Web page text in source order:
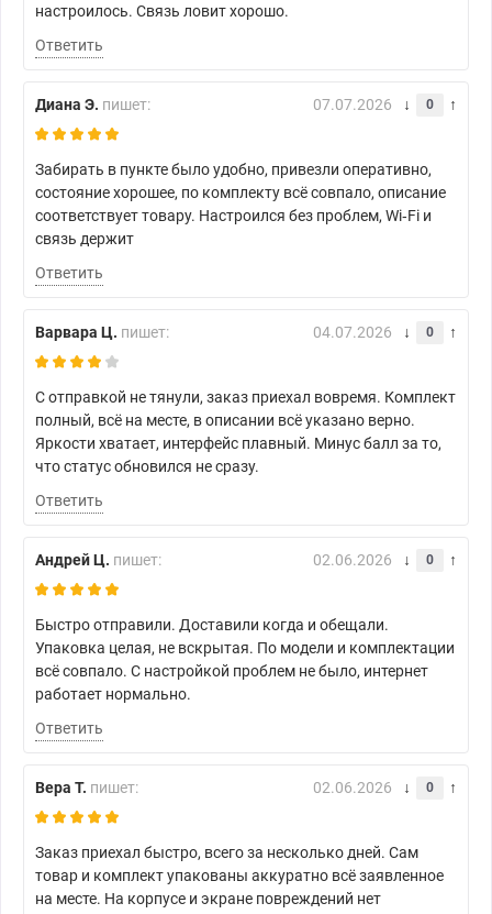
настроилось. Связь ловит хорошо.
Ответить
Диана Э. пишет: 07.07.2026 0
Забирать в пункте было удобно, привезли оперативно,
состояние хорошее, по комплекту всё совпало, описание
соответствует товару. Настроился без проблем, Wi‑Fi и
связь держит
Ответить
Варвара Ц. пишет: 04.07.2026 0
С отправкой не тянули, заказ приехал вовремя. Комплект
полный, всё на месте, в описании всё указано верно.
Яркости хватает, интерфейс плавный. Минус балл за то,
что статус обновился не сразу.
Ответить
Андрей Ц. пишет: 02.06.2026 0
Быстро отправили. Доставили когда и обещали.
Упаковка целая, не вскрытая. По модели и комплектации
всё совпало. С настройкой проблем не было, интернет
работает нормально.
Ответить
Вера Т. пишет: 02.06.2026 0
Заказ приехал быстро, всего за несколько дней. Сам
товар и комплект упакованы аккуратно всё заявленное
на месте. На корпусе и экране повреждений нет